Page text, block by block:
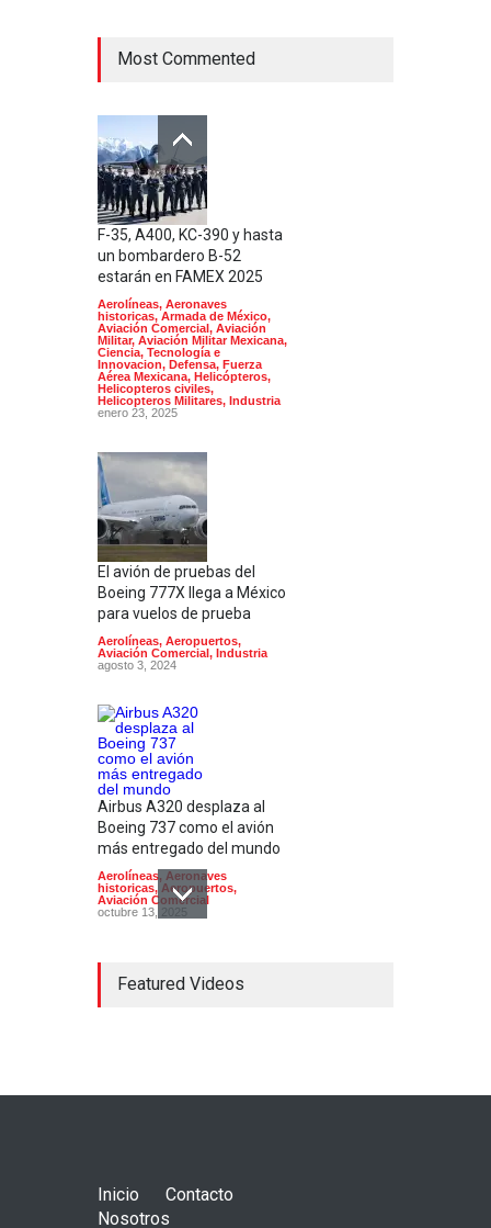
Most Commented
F-35, A400, KC-390 y hasta
un bombardero B-52
estarán en FAMEX 2025
Aerolíneas, Aeronaves
historicas, Armada de México,
Aviación Comercial, Aviación
Militar, Aviación Militar Mexicana,
Ciencia, Tecnología e
Innovacion, Defensa, Fuerza
Aérea Mexicana, Helicópteros,
Helicopteros civiles,
Helicopteros Militares, Industria
enero 23, 2025
El avión de pruebas del
Boeing 777X llega a México
para vuelos de prueba
Aerolíneas, Aeropuertos,
Aviación Comercial, Industria
agosto 3, 2024
Airbus A320 desplaza al
Boeing 737 como el avión
más entregado del mundo
Aerolíneas, Aeronaves
historicas, Aeropuertos,
Aviación Comercial
octubre 13, 2025
Aeroméxico cambia de
Featured Videos
Inicio
Contacto
Nosotros